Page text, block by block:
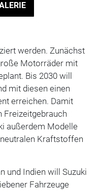
werden. Zunächst
Motorräder mit
Bis 2030 will
mit diesen einen
erreichen. Damit
Freizeitgebrauch
außerdem Modelle
Kraftstoffen
und Indien will Suzuki
Fahrzeuge